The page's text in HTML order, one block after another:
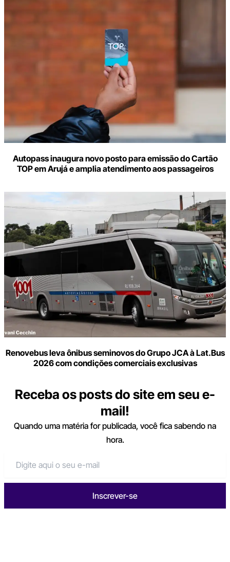
Autopass inaugura novo posto para emissão do Cartão
TOP em Arujá e amplia atendimento aos passageiros
Renovebus leva ônibus seminovos do Grupo JCA à Lat.Bus
2026 com condições comerciais exclusivas
Receba os posts do site em seu e-
mail!
Quando uma matéria for publicada, você fica sabendo na
hora.
Inscrever-se